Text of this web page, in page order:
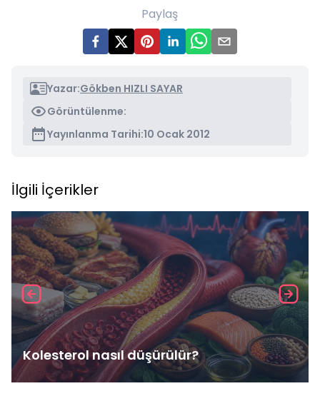
Paylaş
Yazar:Gökben HIZLI SAYAR
Görüntülenme:
Yayınlanma Tarihi:10 Ocak 2012
İlgili İçerikler
Kolesterol nasıl düşürülür?